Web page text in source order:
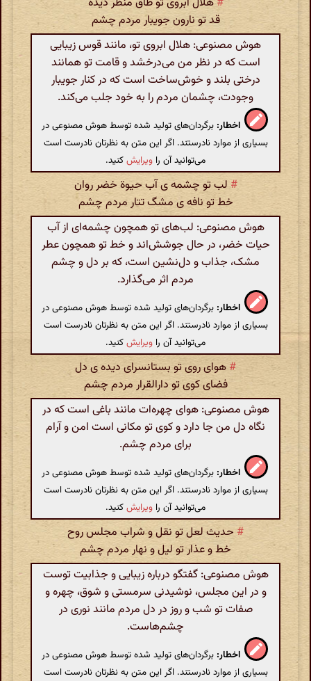
قد تو نارون جویبار مردم چشم
هوش مصنوعی: هلال ابروی تو، مانند قوس زیبایی
است که در نظر من می‌درخشد و قامت تو همانند
درختی بلند و خوش‌ساخت است که در کنار جویبار
وجودت، چشمان مردم را به خود جلب می‌کند.
اخطار: برگردان‌های تولید شده توسط هوش مصنوعی در
بسیاری از موارد نادرستند. اگر این متن به نظرتان نادرست است
می‌توانید آن را ویرایشکنید.
# لب تو چشمه ی آب حیوة خضر روان
خط تو نافه ی مشگ تتار مردم چشم
هوش مصنوعی: لب‌های تو همچون چشمه‌ای از آب
حیات خضر، در حال جوشش‌اند و خط تو همچون عطر
مشک، جذاب و دل‌نشین است، که بر دل و چشم
مردم اثر می‌گذارد.
اخطار: برگردان‌های تولید شده توسط هوش مصنوعی در
بسیاری از موارد نادرستند. اگر این متن به نظرتان نادرست است
می‌توانید آن را ویرایشکنید.
# هوای روی تو بستانسرای دیده ی دل
فضای کوی تو دارالقرار مردم چشم
هوش مصنوعی: هوای چهره‌ات مانند باغی است که در
نگاه دل من جا دارد و کوی تو مکانی است امن و آرام
برای مردم چشم.
اخطار: برگردان‌های تولید شده توسط هوش مصنوعی در
بسیاری از موارد نادرستند. اگر این متن به نظرتان نادرست است
می‌توانید آن را ویرایشکنید.
# حدیث لعل تو نقل و شراب مجلس روح
خط و عذار تو لیل و نهار مردم چشم
هوش مصنوعی: گفتگو درباره زیبایی و جذابیت توست
و در این مجلس، نوشیدنی سرمستی و شوق، چهره و
صفات تو شب و روز در دل مردم مانند نوری در
چشم‌هاست.
اخطار: برگردان‌های تولید شده توسط هوش مصنوعی در
بسیاری از موارد نادرستند. اگر این متن به نظرتان نادرست است